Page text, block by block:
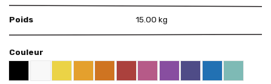
Poids 15.00 kg
Couleur
Black RAL 9005
WhiteYellow RAL 1018Deep Orange RAL 2011
Red RAL 3000
Pink RAL 4003
Violet RAL 4008
US Purple S4050 -
Blue RAL 5015
Mint RAL